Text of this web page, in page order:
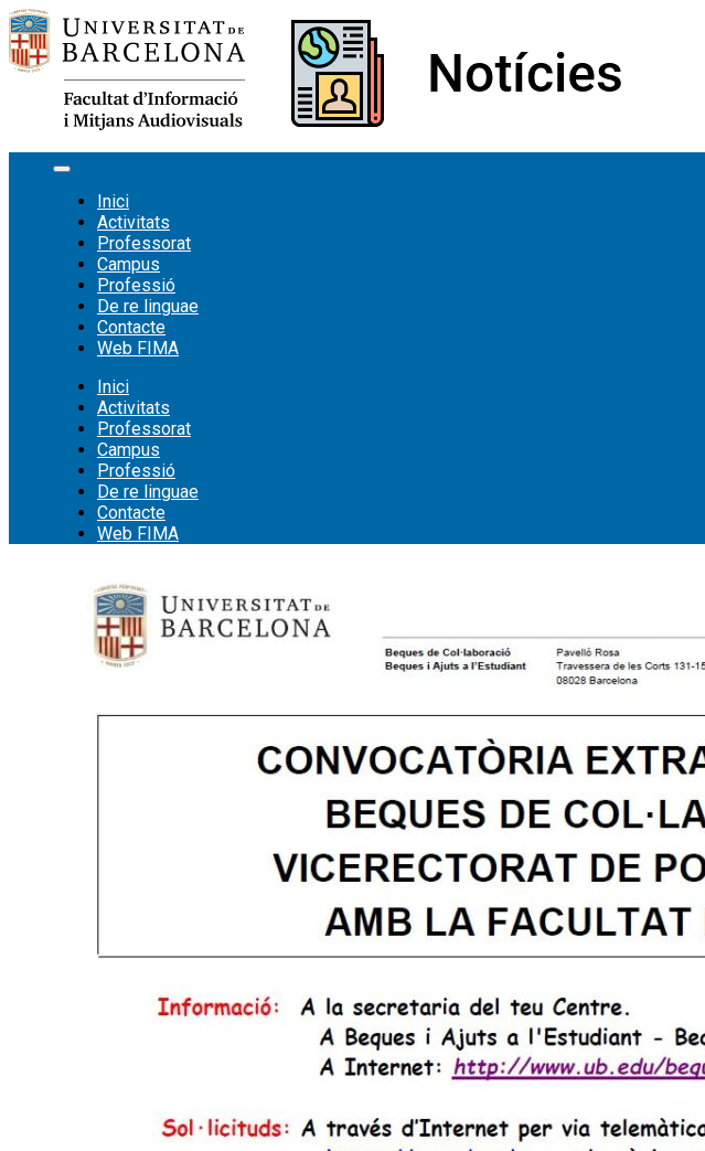
Vés
al
contingut
Inici
Activitats
Professorat
Campus
Professió
De re linguae
Contacte
Web FIMA
Inici
Activitats
Professorat
Campus
Professió
De re linguae
Contacte
Web FIMA